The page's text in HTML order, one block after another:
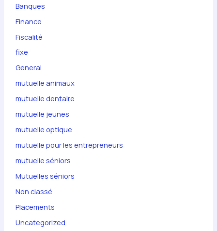
Banques
Finance
Fiscalité
fixe
General
mutuelle animaux
mutuelle dentaire
mutuelle jeunes
mutuelle optique
mutuelle pour les entrepreneurs
mutuelle séniors
Mutuelles séniors
Non classé
Placements
Uncategorized